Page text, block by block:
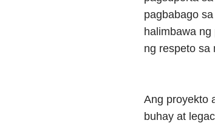
pagbabago
halimbawa
ng respeto sa
Ang proyekto
buhay at